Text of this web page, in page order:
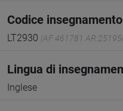
Codice insegnamento
LT2930 (AF:461781
Lingua di
Inglese